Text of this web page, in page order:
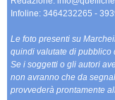
Infoline: 3464232265 -
Le foto presenti su
quindi valutate di pubblico
Se i soggetti o gli autori
non avranno che da
provvederà prontamente